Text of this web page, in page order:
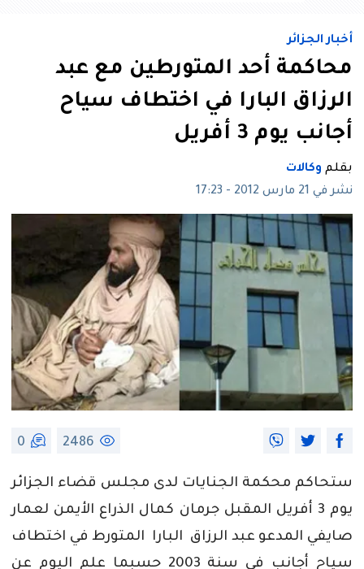
أخبار الجزائر
محاكمة أحد المتورطين مع عبد
الرزاق البارا في اختطاف سياح
أجانب يوم 3 أفريل
بقلم وكالات
نشر في 21 مارس 2012 - 17:23
2486
0
ستحاكم محكمة الجنايات لدى مجلس قضاء الجزائر
يوم 3 أفريل المقبل جرمان كمال الذراع الأيمن لعمار
صايفي المدعو عبد الرزاق البارا المتورط في اختطاف
سياح أجانب في سنة 2003 حسبما علم اليوم عن